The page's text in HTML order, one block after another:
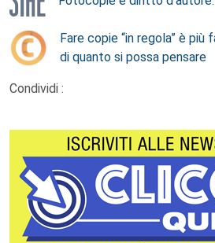
Fare copie “in regola” è più
di quanto si possa pensare
Condividi :